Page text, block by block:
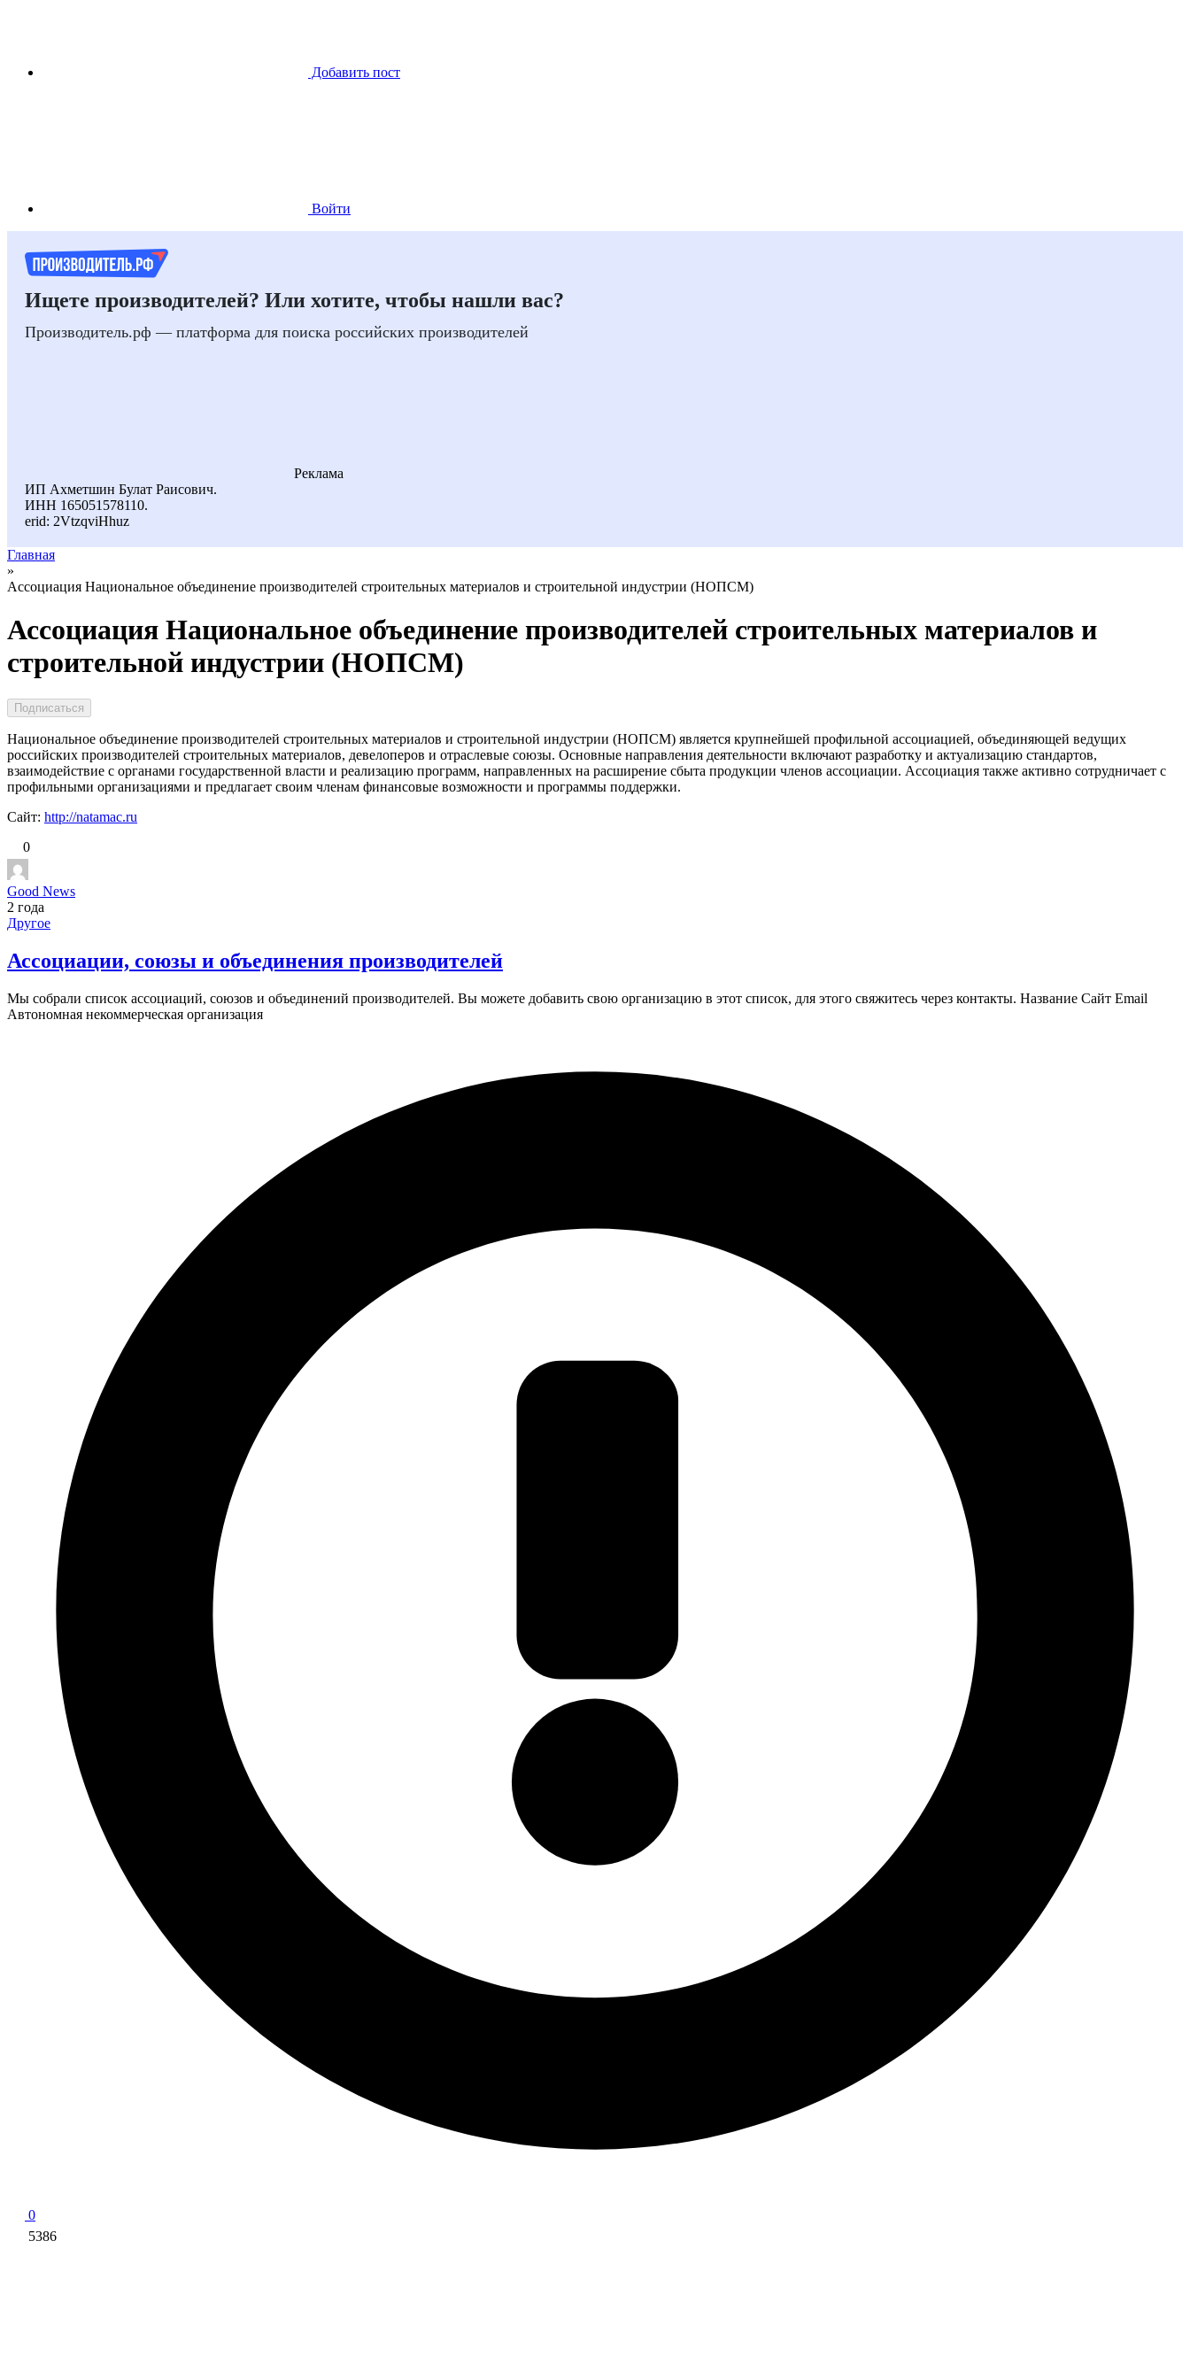
Добавить пост
Войти
Ищете производителей? Или хотите, чтобы нашли вас?
Производитель.рф — платформа для поиска российских производителей
Реклама
ИП Ахметшин Булат Раисович.
ИНН 165051578110.
erid: 2VtzqviHhuz
Главная
»
Ассоциация Национальное объединение производителей строительных материалов и строительной индустрии (НОПСМ)
Ассоциация Национальное объединение производителей строительных материалов и
строительной индустрии (НОПСМ)
Подписаться
Национальное объединение производителей строительных материалов и строительной индустрии (НОПСМ) является крупнейшей профильной ассоциацией, объединяющей ведущих
российских производителей строительных материалов, девелоперов и отраслевые союзы. Основные направления деятельности включают разработку и актуализацию стандартов,
взаимодействие с органами государственной власти и реализацию программ, направленных на расширение сбыта продукции членов ассоциации. Ассоциация также активно сотрудничает с
профильными организациями и предлагает своим членам финансовые возможности и программы поддержки.
Сайт: http://natamac.ru
0
Good News
2 года
Другое
Ассоциации, союзы и объединения производителей
Мы собрали список ассоциаций, союзов и объединений производителей. Вы можете добавить свою организацию в этот список, для этого свяжитесь через контакты. Название Сайт Email
Автономная некоммерческая организация
0
5386